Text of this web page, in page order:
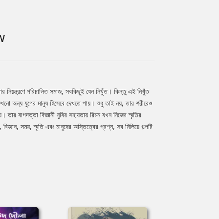
নিয়ন্ত্রণে পরিচালিত সমাজ, সবকিছুই যেন নিখুঁত। কিন্তু এই নিখুঁত
অন্য যুগের মানুষ হিসেবে দেখতে পায়। শুধু তাই নয়, তার শরীরেও
বাগদত্তা বিজ্ঞানী নুবির সহায়তায় রিমন যখন নিজের স্মৃতির
সময়, স্মৃতি এবং মানুষের অস্তিত্বের প্রশ্ন, সব মিলিয়ে গল্পটি